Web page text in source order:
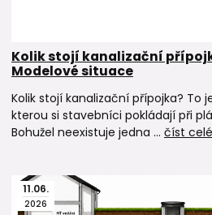
Kolik stojí kanalizační
Modelové situace
Kolik stojí kanalizační přípojka? To
kterou si stavebníci pokládají při
Bohužel neexistuje jedna ... číst celé
11.06.
2026